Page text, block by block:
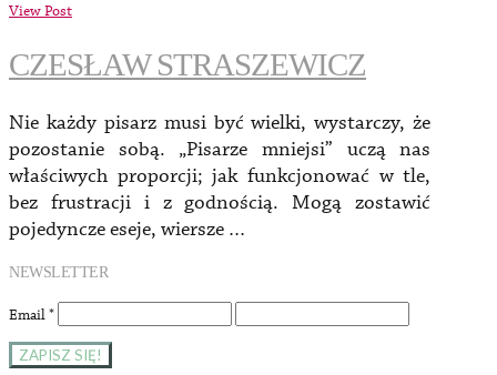
View Post
CZESŁAW STRASZEWICZ
Nie każdy pisarz musi być wielki, wystarczy, że
pozostanie sobą. „Pisarze mniejsi” uczą nas
właściwych proporcji; jak funkcjonować w tle,
bez frustracji i z godnością. Mogą zostawić
pojedyncze eseje, wiersze …
NEWSLETTER
Email*